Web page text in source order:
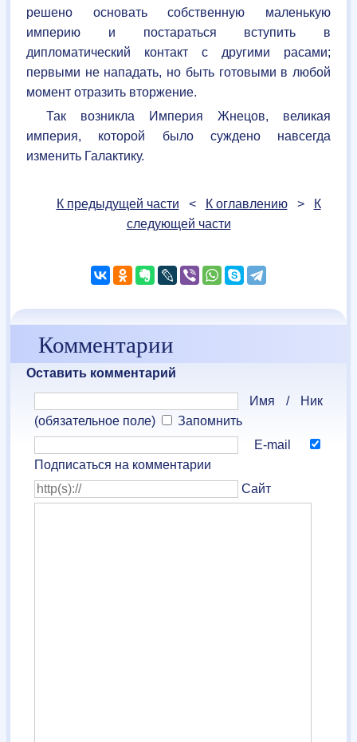
решено основать собственную маленькую
империю и постараться вступить в
дипломатический контакт с другими расами;
первыми не нападать, но быть готовыми в любой
момент отразить вторжение.
Так возникла Империя Жнецов, великая
империя, которой было суждено навсегда
изменить Галактику.
К предыдущей части < К оглавлению>
К
следующей части
Комментарии
Оставить комментарий
Имя / Ник
(обязательное поле)
Запомнить
E-mail
Подписаться на комментарии
Сайт